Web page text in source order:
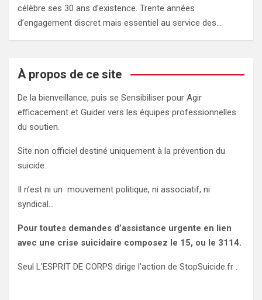
célèbre ses 30 ans d’existence. Trente années
d’engagement discret mais essentiel au service des…
À propos de ce site
De la bienveillance, puis se Sensibiliser pour Agir
efficacement et Guider vers les équipes professionnelles
du soutien.
Site non officiel destiné uniquement à la prévention du
suicide.
Il n’est ni un mouvement politique, ni associatif, ni
syndical…
Pour toutes demandes d’assistance urgente en lien
avec une crise suicidaire composez le 15, ou le 3114.
Seul L’ESPRIT DE CORPS dirige l’action de StopSuicide.fr .